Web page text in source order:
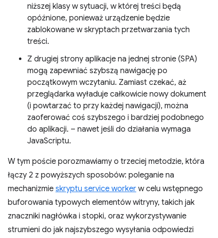
niższej klasy w sytuacji, w której treści będą
opóźnione, ponieważ urządzenie będzie
zablokowane w skryptach przetwarzania tych
treści.
Z drugiej strony aplikacje na jednej stronie (SPA)
mogą zapewniać szybszą nawigację po
początkowym wczytaniu. Zamiast czekać, aż
przeglądarka wyładuje całkowicie nowy dokument
(i powtarzać to przy każdej nawigacji), można
zaoferować coś szybszego i bardziej podobnego
do aplikacji. – nawet jeśli do działania wymaga
JavaScriptu.
W tym poście porozmawiamy o trzeciej metodzie, która
łączy 2 z powyższych sposobów: poleganie na
mechanizmie skryptu service worker w celu wstępnego
buforowania typowych elementów witryny, takich jak
znaczniki nagłówka i stopki, oraz wykorzystywanie
strumieni do jak najszybszego wysyłania odpowiedzi